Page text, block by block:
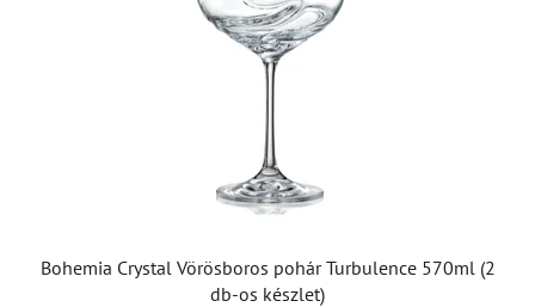
Bohemia Crystal Vörösboros pohár Turbulence 570ml (2
db-os készlet)